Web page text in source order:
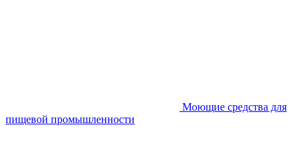
Моющие средства для
пищевой промышленности